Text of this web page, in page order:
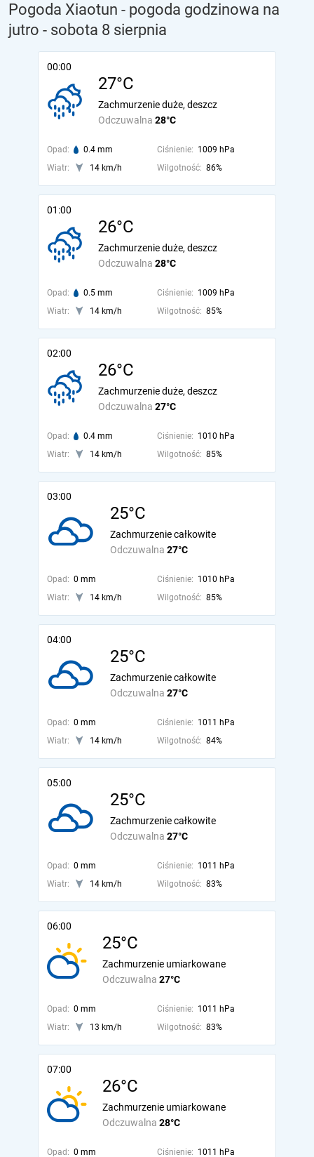
Pogoda Xiaotun - pogoda godzinowa na
jutro - sobota 8 sierpnia
00:00
27°C
Odczuwalna 28°C
Zachmurzenie duże, deszcz
Opad: 0.4 mm Ciśnienie: 1009 hPa
Wiatr:
14 km/h Wilgotność: 86%
01:00
26°C
Odczuwalna 28°C
Zachmurzenie duże, deszcz
Opad: 0.5 mm Ciśnienie: 1009 hPa
Wiatr:
14 km/h Wilgotność: 85%
02:00
26°C
Odczuwalna 27°C
Zachmurzenie duże, deszcz
Opad: 0.4 mm Ciśnienie: 1010 hPa
Wiatr:
14 km/h Wilgotność: 85%
03:00
25°C
Odczuwalna 27°C
Zachmurzenie całkowite
Opad: 0 mm Ciśnienie: 1010 hPa
Wiatr:
14 km/h Wilgotność: 85%
04:00
25°C
Odczuwalna 27°C
Zachmurzenie całkowite
Opad: 0 mm Ciśnienie: 1011 hPa
Wiatr:
14 km/h Wilgotność: 84%
05:00
25°C
Odczuwalna 27°C
Zachmurzenie całkowite
Opad: 0 mm Ciśnienie: 1011 hPa
Wiatr:
14 km/h Wilgotność: 83%
06:00
25°C
Odczuwalna 27°C
Zachmurzenie umiarkowane
Opad: 0 mm Ciśnienie: 1011 hPa
Wiatr:
13 km/h Wilgotność: 83%
07:00
26°C
Odczuwalna 28°C
Zachmurzenie umiarkowane
Opad: 0 mm Ciśnienie: 1011 hPa